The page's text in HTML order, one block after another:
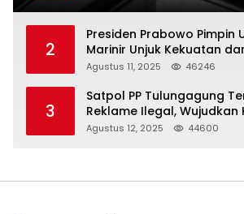
2
Presiden Prabowo Pimpin
Marinir Unjuk Kekuatan
Struktur Baru
Agustus 11, 2025 46246
3
Satpol PP Tulungagung
Reklame Ilegal,
dan Indah
Agustus 12, 2025 44600